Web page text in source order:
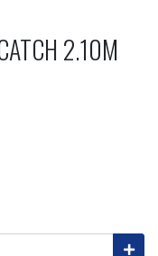
2.10M